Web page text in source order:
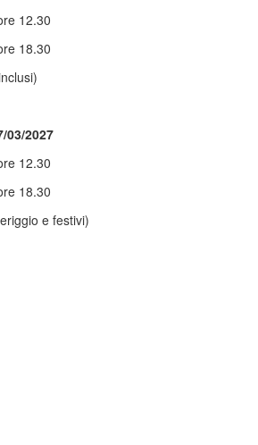
12.30
18.30
03/2027
12.30
18.30
e festivi)